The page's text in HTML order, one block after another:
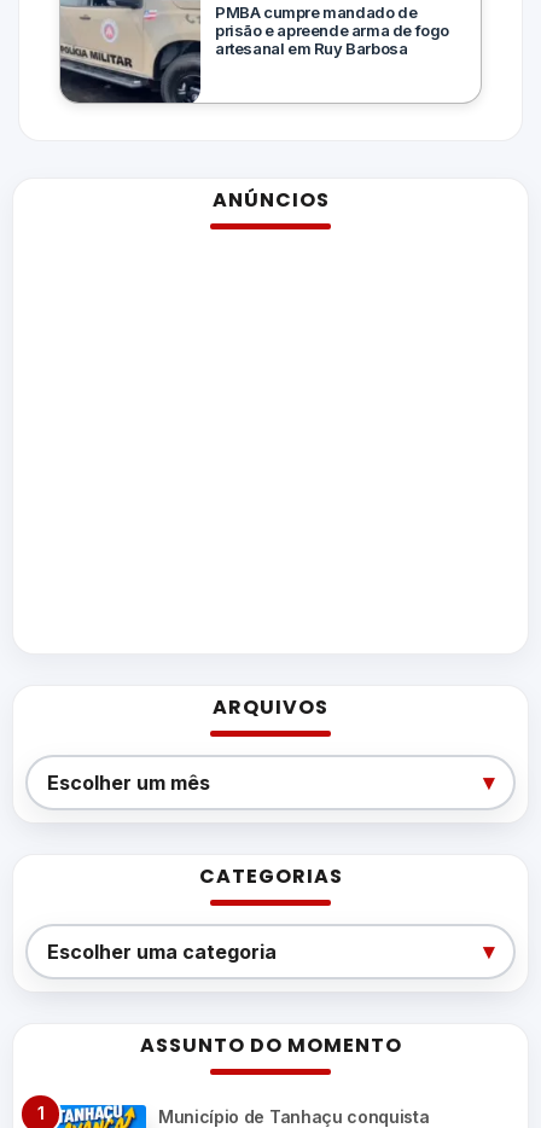
PMBA cumpre mandado de
prisão e apreende arma de fogo
artesanal em Ruy Barbosa
ANÚNCIOS
ARQUIVOS
Arquivos
Escolher um mês ▾
CATEGORIAS
Categorias
Escolher uma categoria ▾
ASSUNTO DO MOMENTO
Município de Tanhaçu conquista